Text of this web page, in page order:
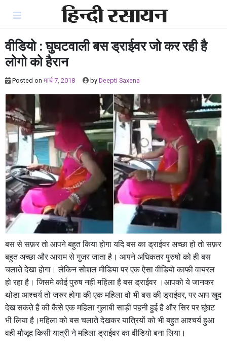
content
वीडियो : घुघटवाली बस ड्राईवर जो कर रही है
लोगो को हैरान
Posted on मार्च 7, 2018 by Deepti Saxena
बस से सफ़र तो आपने बहुत किया होगा यदि बस का ड्राईवर अच्छा हो तो सफ़र
बहुत अच्छा और आराम से गुजर जाता है। आपने अधिकतर पुरुषो को ही बस
चलाते देखा होगा। लेकिन सोशल मीडिया पर एक ऐसा वीडियो काफी वायरल
हो रहा है। जिसमे कोई पुरुष नही महिला है बस ड्राईवर ।आपको ये जानकर
थोडा आश्चर्य तो जरुर होगा की एक महिला वो भी बस की ड्राईवर, पर आप खुद
देख सकते है की कैसे एक महिला गुलाबी साड़ी पहनी हुई है और सिर पर घूंघट
भी लिया है।महिला को बस चलाते देखकर यात्रियों को भी बहुत आश्चर्य हुआ
वही मौजूद किसी यात्री ने महिला ड्राईवर का वीडियो बना लिया।